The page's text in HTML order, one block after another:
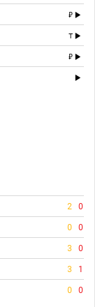
T
2 0
0 0
3 0
3 1
0 0